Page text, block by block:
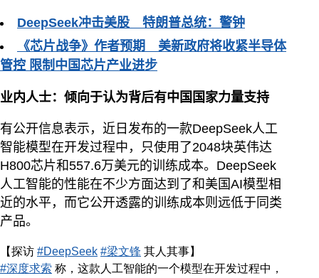
DeepSeek冲击美股 特朗普总统：警钟
《芯片战争》作者预期 美新政府将收紧半导体
管控 限制中国芯片产业进步
业内人士：倾向于认为背后有中国国家力量支持
有公开信息表示，近日发布的一款DeepSeek人工
智能模型在开发过程中，只使用了2048块英伟达
H800芯片和557.6万美元的训练成本。DeepSeek
人工智能的性能在不少方面达到了和美国AI模型相
近的水平，而它公开透露的训练成本则远低于同类
产品。
【探访 #DeepSeek #梁文锋 其人其事】
#深度求索 称，这款人工智能的一个模型在开发过程中，